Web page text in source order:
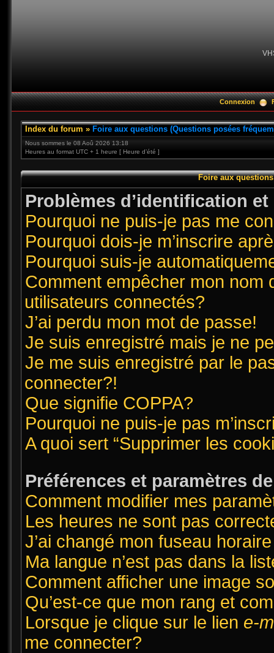
Connexion
Index du forum » Foire aux questions (Questions posées
Nous sommes le 08 Aoû 2026 13:18
Heures au format UTC + 1 heure [ Heure d’été ]
Foire aux
Problèmes d’identification
Pourquoi ne puis-je pas me
Pourquoi dois-je m’inscrire
Pourquoi suis-je
Comment empêcher mon nom
utilisateurs connectés?
J’ai perdu mon mot de passe!
Je suis enregistré mais je ne
Je me suis enregistré par le
connecter?!
Que signifie COPPA?
Pourquoi ne puis-je pas
A quoi sert “Supprimer les
Préférences et paramètres
Comment modifier mes
Les heures ne sont pas
J’ai changé mon fuseau
Ma langue n’est pas dans la
Comment afficher une image
Qu’est-ce que mon rang et
Lorsque je clique sur le lien e-
me connecter?